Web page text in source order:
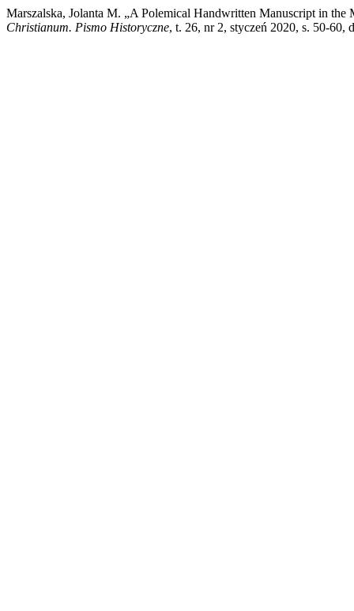
Marszalska, Jolanta M. „A Polemical Handwritten Manuscript in
Christianum. Pismo Historyczne, t. 26, nr 2, styczeń 2020, s. 50-60,